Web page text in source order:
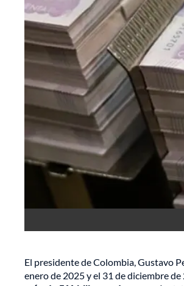
El presidente de Colombia, Gustavo
enero de 2025 y el 31 de diciembre